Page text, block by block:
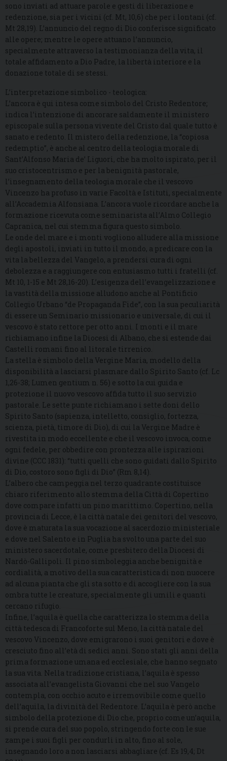
sono inviati ad attuare parole e gesti di liberazione e
redenzione, sia per i vicini (cf. Mt, 10,6) che per i lontani (cf.
Mt 28,19). L’annuncio del regno di Dio conferisce significato
alle opere; mentre le opere attuano l’annuncio,
specialmente attraverso la testimonianza della vita, il
totale affidamento a Dio Padre, la libertà interiore e la
donazione totale di se stessi.
L’interpretazione simbolico - teologica:
L’ancora è qui intesa come simbolo del Cristo Redentore;
indica l’intenzione di ancorare saldamente il ministero
episcopale sulla persona vivente del Cristo dal quale tutto è
sanato e redento. Il mistero della redenzione, la “copiosa
redemptio”, è anche al centro della teologia morale di
Sant’Alfonso Maria de’ Liguori, che ha molto ispirato, per il
suo cristocentrismo e per la benignità pastorale,
l’insegnamento della teologia morale che il vescovo
Vincenzo ha profuso in varie Facoltà e Istituti, specialmente
all’Accademia Alfonsiana. L’ancora vuole ricordare anche la
formazione ricevuta come seminarista all’Almo Collegio
Capranica, nel cui stemma figura questo simbolo.
Le onde del mare e i monti vogliono alludere alla missione
degli apostoli, inviati in tutto il mondo, a predicare con la
vita la bellezza del Vangelo, a prendersi cura di ogni
debolezza e a raggiungere con entusiasmo tutti i fratelli (cf.
Mt 10, 1-15 e Mt 28,16-20). L’esigenza dell’evangelizzazione e
la vastità della missione alludono anche al Pontificio
Collegio Urbano “de Propaganda Fide”, con la sua peculiarità
di essere un Seminario missionario e universale, di cui il
vescovo è stato rettore per otto anni. I monti e il mare
richiamano infine la Diocesi di Albano, che si estende dai
Castelli romani fino al litorale tirrenico.
La stella è simbolo della Vergine Maria, modello della
disponibilità a lasciarsi plasmare dallo Spirito Santo (cf. Lc
1,26-38; Lumen gentium n. 56) e sotto la cui guida e
protezione il nuovo vescovo affida tutto il suo servizio
pastorale. Le sette punte richiamano i sette doni dello
Spirito Santo (sapienza, intelletto, consiglio, fortezza,
scienza, pietà, timore di Dio), di cui la Vergine Madre è
rivestita in modo eccellente e che il vescovo invoca, come
ogni fedele, per obbedire con prontezza alle ispirazioni
divine (CCC 1831): “tutti quelli che sono guidati dallo Spirito
di Dio, costoro sono figli di Dio” (Rm 8,14).
L’albero che campeggia nel terzo quadrante costituisce
chiaro riferimento allo stemma della Città di Copertino
dove compare infatti un pino marittimo. Copertino, nella
provincia di Lecce, è la città natale dei genitori del vescovo,
dove è maturata la sua vocazione al sacerdozio ministeriale
e dove nel Salento e in Puglia ha svolto una parte del suo
ministero sacerdotale, come presbitero della Diocesi di
Nardò-Gallipoli. Il pino simboleggia anche benignità e
cordialità, a motivo della sua caratteristica di non nuocere
ad alcuna pianta che gli sta sotto e di accogliere con la sua
ombra tutte le creature, specialmente gli umili e quanti
cercano rifugio.
Infine, l’aquila è quella che caratterizza lo stemma della
città tedesca di Francoforte sul Meno, la città natale del
vescovo Vincenzo, dove emigrarono i suoi genitori e dove è
cresciuto fino all’età di sedici anni. Sono stati gli anni della
prima formazione umana ed ecclesiale, che hanno segnato
la sua vita. Nella tradizione cristiana, l’aquila è spesso
associata all’evangelista Giovanni che nel suo Vangelo
contempla, con occhio acuto e irremovibile come quello
dell’aquila, la divinità del Redentore. L’aquila è però anche
simbolo della protezione di Dio che, proprio come un’aquila,
si prende cura del suo popolo, stringendo forte con le sue
zampe i suoi figli per condurli in alto, fino al sole,
insegnando loro a non lasciarsi abbagliare (cf. Es 19,4; Dt